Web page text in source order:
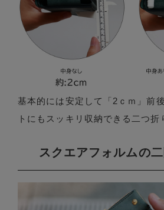
基本的には安定して「2ｃｍ」前
トにもスッキリ収納できる二つ折
スクエアフォルムの